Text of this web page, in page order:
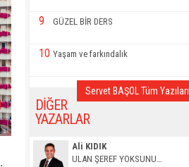
9 GÜZEL BİR DERS
10 Yaşam ve farkındalık
Servet BAŞOL Tüm Yazıları
DİĞER
YAZARLAR
Ali KIDIK
ULAN ŞEREF YOKSUNU…